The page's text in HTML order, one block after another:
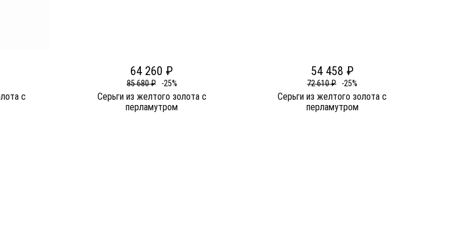
c
64 260 ₽
85 680 ₽ -25%
Серьги из желтого золота c
перламутром
54 458 ₽
72 610 ₽ -25%
Серьги из желтого золота c
перламутром